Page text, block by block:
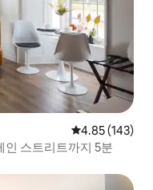
평점 4.85점(5
4.85 (143)
인 스트리트까지 5분